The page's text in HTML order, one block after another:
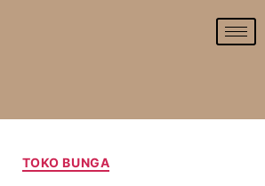
TOKO BUNGA